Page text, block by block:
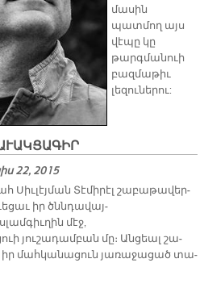
մասին
պատմող այս
վէպը կը
թարգմանուի
բազմաթիւ
լեզուներու:
22, 2015
Տէ­մի­րէլ շա­բա­թա­վեր­
իր ծննդա­վայ­
մէջ,
յուշադամբան մը։ Ան­ցեալ շա­
իր մահ­կա­նա­ցուն յա­ռա­ջա­ցած տա­